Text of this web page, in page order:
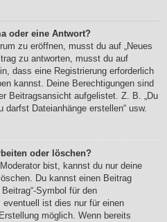
oder eine Antwort?
zu eröffnen, musst du auf „Neues
zu antworten, musst du auf
dass eine Registrierung erforderlich
kannst. Deine Berechtigungen sind
Beitragsansicht aufgelistet. Z. B. „Du
darfst Dateianhänge erstellen“ usw.
oder löschen?
bist, kannst du nur deine
Du kannst einen Beitrag
Symbol für den
ist dies nur für einen
möglich. Wenn bereits